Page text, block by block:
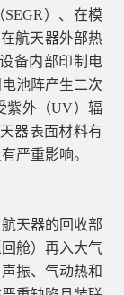
）、在模
航天器外部热
备内部印制电
池阵产生二次
紫外（UV）辐
器表面材料有
严重影响。
天器的回收部
舱）再入大气
振、气动热和